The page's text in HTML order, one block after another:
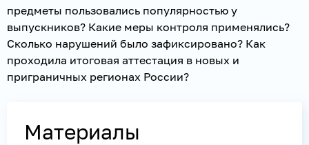
предметы пользовались популярностью у
выпускников? Какие меры контроля применялись?
Сколько нарушений было зафиксировано? Как
проходила итоговая аттестация в новых и
приграничных регионах России?
Материалы